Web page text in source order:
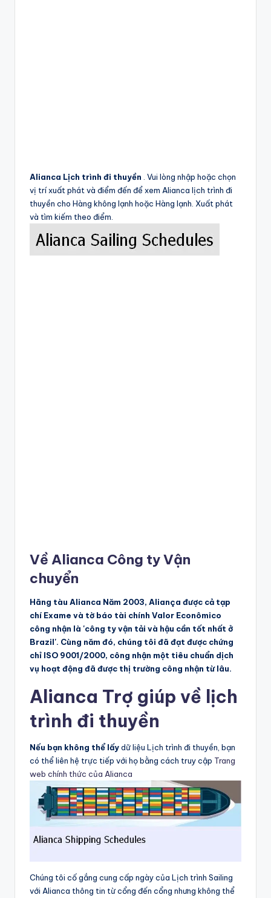
Alianca Lịch trình đi thuyền . Vui lòng nhập hoặc chọn
vị trí xuất phát và điểm đến để xem Alianca lịch trình đi
thuyền cho Hàng không lạnh hoặc Hàng lạnh. Xuất phát
và tìm kiếm theo điểm.
Về Alianca Công ty Vận
chuyển
Hãng tàu Alianca Năm 2003, Aliança được cả tạp
chí Exame và tờ báo tài chính Valor Econômico
công nhận là 'công ty vận tải và hậu cần tốt nhất ở
Brazil'. Cùng năm đó, chúng tôi đã đạt được chứng
chỉ ISO 9001/2000, công nhận một tiêu chuẩn dịch
vụ hoạt động đã được thị trường công nhận từ lâu.
Alianca Trợ giúp về lịch
trình đi thuyền
Nếu bạn không thể lấydữ liệu Lịch trình đi thuyền, bạn
có thể liên hệ trực tiếp với họ bằng cách truy cập Trang
web chính thức của Alianca
Chúng tôi cố gắng cung cấp ngày của Lịch trình Sailing
với Alianca thông tin từ cổng đến cổng nhưng không thể